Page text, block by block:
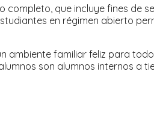
que incluye fines de
en régimen abierto
ambiente familiar feliz para
son alumnos internos